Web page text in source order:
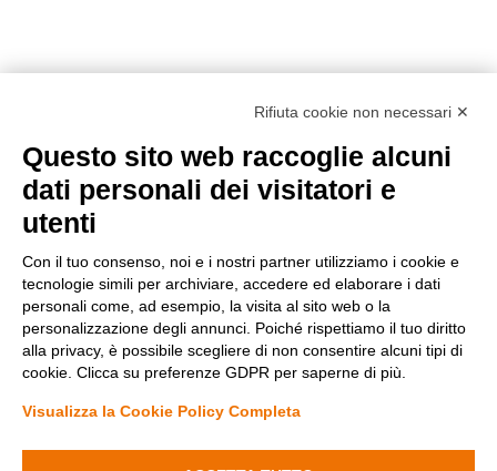
Metodi di pagamento
Condizioni di vendita
Privacy Policy
Modifica preferenze Cookie
Rifiuta cookie non necessari ✕
Questo sito web raccoglie alcuni
dati personali dei visitatori e
utenti
Con il tuo consenso, noi e i nostri partner utilizziamo i cookie e
tecnologie simili per archiviare, accedere ed elaborare i dati
personali come, ad esempio, la visita al sito web o la
personalizzazione degli annunci. Poiché rispettiamo il tuo diritto
alla privacy, è possibile scegliere di non consentire alcuni tipi di
cookie. Clicca su preferenze GDPR per saperne di più.
Visualizza la Cookie Policy Completa